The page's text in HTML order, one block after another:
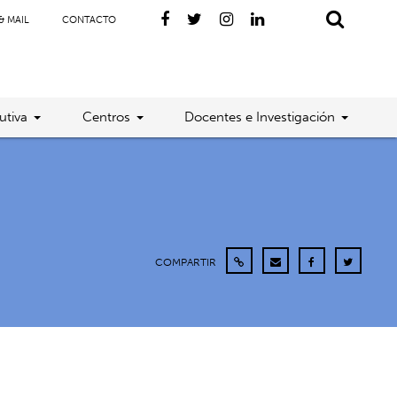
MAIL CONTACTO
Centros Docentes e Investigación
COMPARTIR